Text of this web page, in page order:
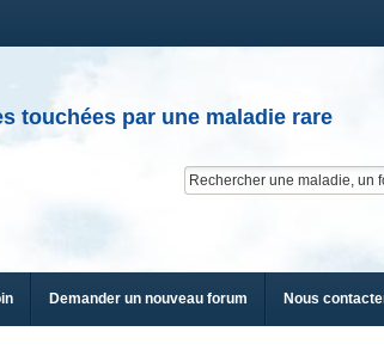
touchées par une maladie rare
Demander un nouveau forum Nous